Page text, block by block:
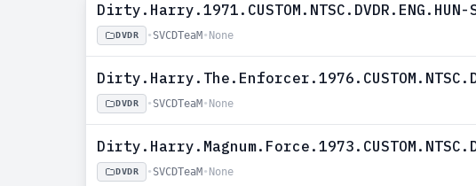
Dirty.Harry.1971.CUSTOM.NTSC.DVDR.ENG.HUN-
DVDR • SVCDTeaM • None
DVDR • SVCDTeaM • None
DVDR • SVCDTeaM • None